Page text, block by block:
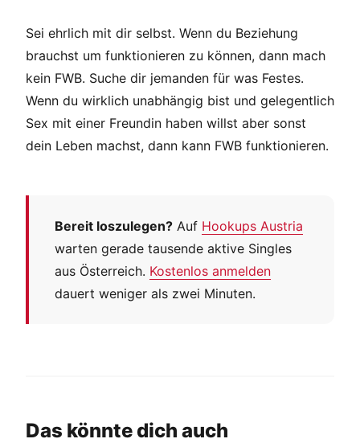
Sei ehrlich mit dir selbst. Wenn du Beziehung
brauchst um funktionieren zu können, dann mach
kein FWB. Suche dir jemanden für was Festes.
Wenn du wirklich unabhängig bist und gelegentlich
Sex mit einer Freundin haben willst aber sonst
dein Leben machst, dann kann FWB funktionieren.
Bereit loszulegen? Auf Hookups Austria
warten gerade tausende aktive Singles
aus Österreich. Kostenlos anmelden
dauert weniger als zwei Minuten.
Das könnte dich auch